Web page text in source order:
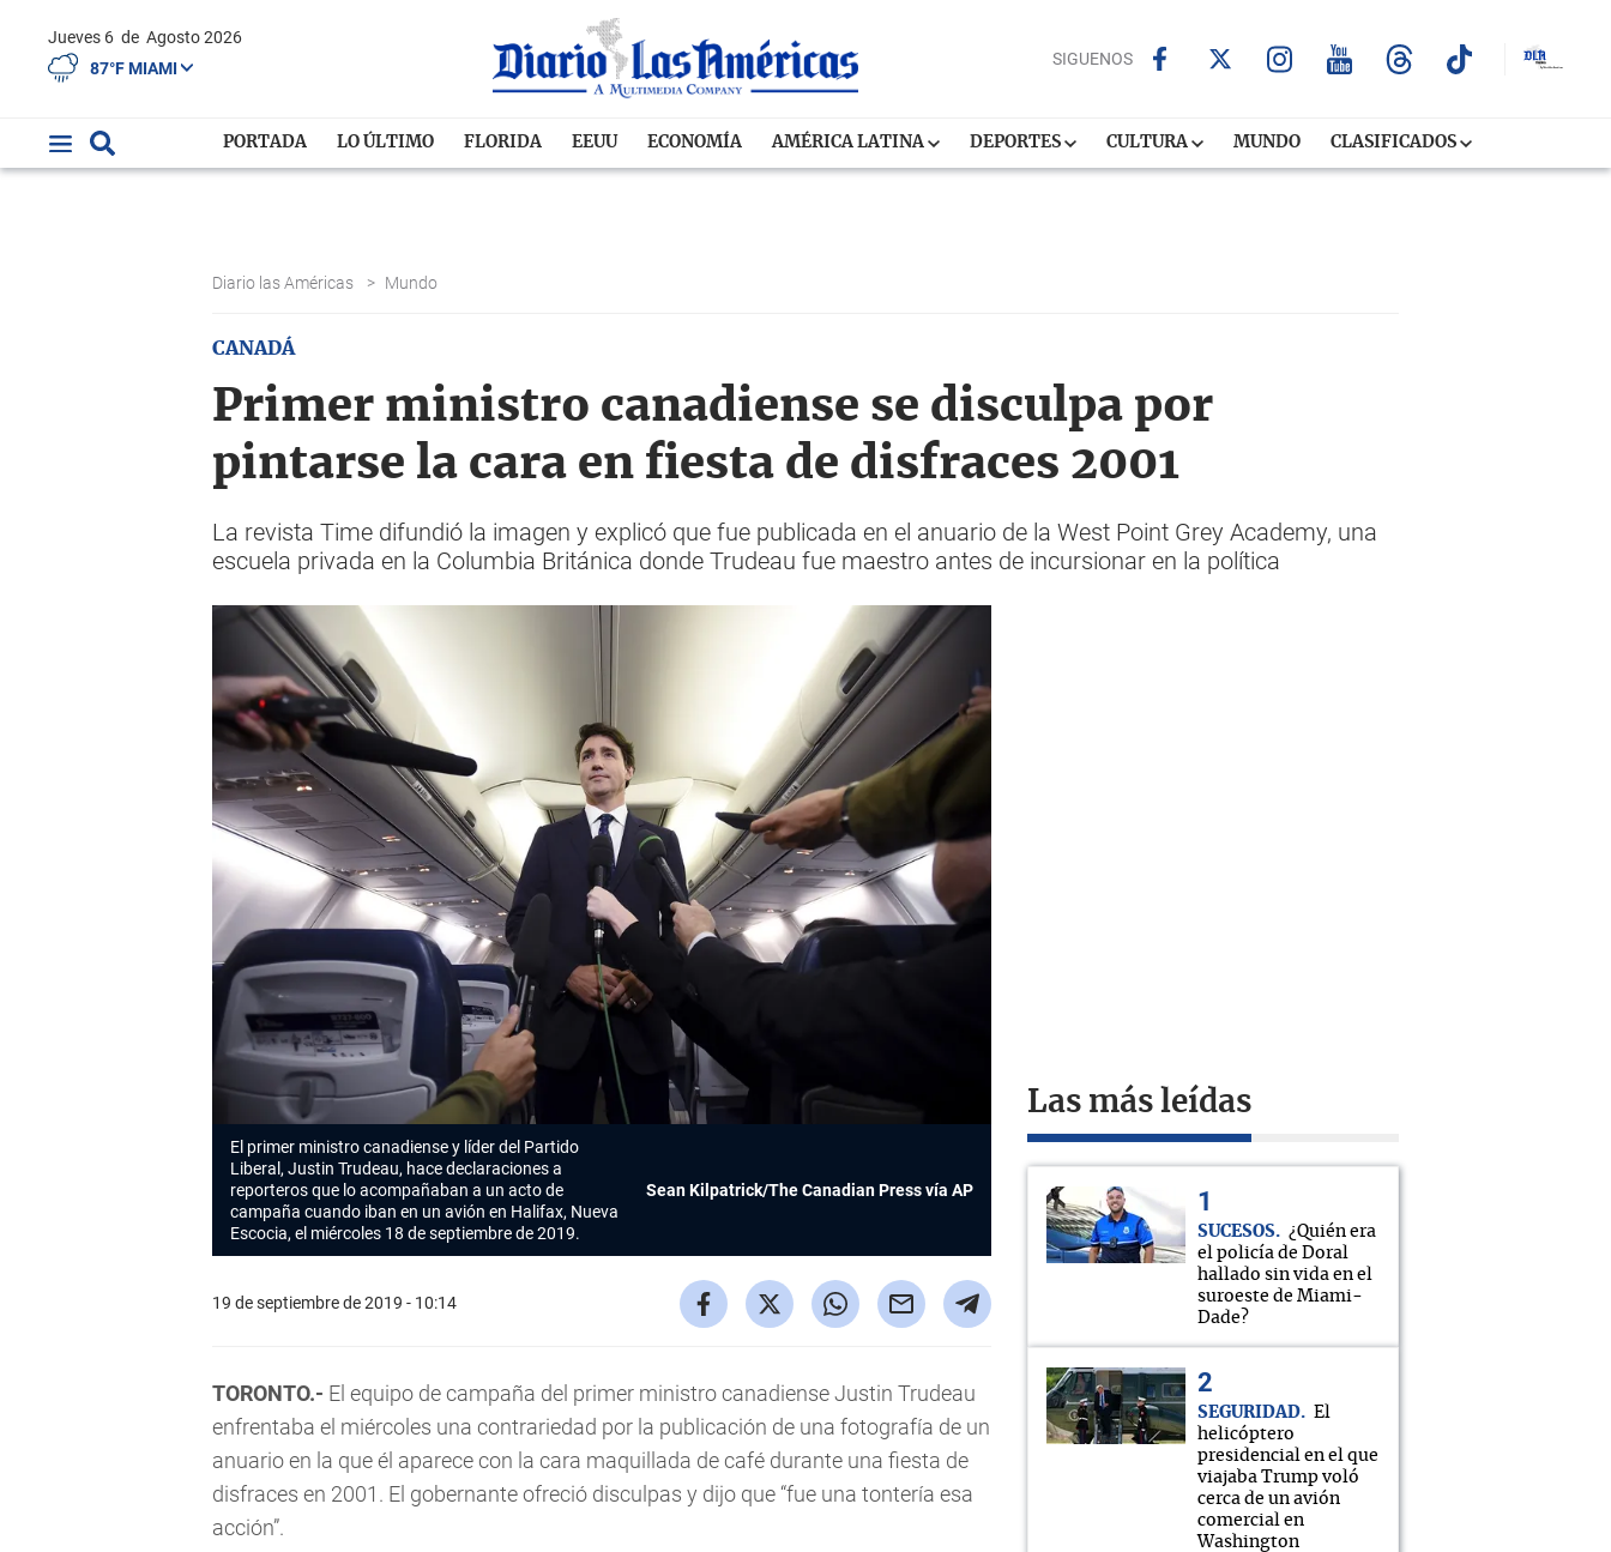
Jueves 6 de Agosto 2026
87°F MIAMI
SIGUENOS
PORTADA LO ÚLTIMO FLORIDA EEUU ECONOMÍA AMÉRICA LATINA DEPORTES CULTURA MUNDO CLASIFICADOS
Diario las Américas > Mundo
CANADÁ
Primer ministro canadiense se disculpa por
pintarse la cara en fiesta de disfraces 2001
La revista Time difundió la imagen y explicó que fue publicada en el anuario de la West Point Grey Academy, una
escuela privada en la Columbia Británica donde Trudeau fue maestro antes de incursionar en la política
El primer ministro canadiense y líder del Partido
Liberal, Justin Trudeau, hace declaraciones a
reporteros que lo acompañaban a un acto de
campaña cuando iban en un avión en Halifax, Nueva
Escocia, el miércoles 18 de septiembre de 2019.
Sean Kilpatrick/The Canadian Press vía AP
19 de septiembre de 2019 - 10:14
TORONTO.- El equipo de campaña del primer ministro canadiense Justin Trudeau
enfrentaba el miércoles una contrariedad por la publicación de una fotografía de un
anuario en la que él aparece con la cara maquillada de café durante una fiesta de
disfraces en 2001. El gobernante ofreció disculpas y dijo que “fue una tontería esa
acción”.
Las más leídas
SUCESOS
¿Quién era
el policía de Doral
hallado sin vida en el
suroeste de Miami-
Dade?
SEGURIDAD
El
helicóptero
presidencial en el que
viajaba Trump voló
cerca de un avión
comercial en
Washington